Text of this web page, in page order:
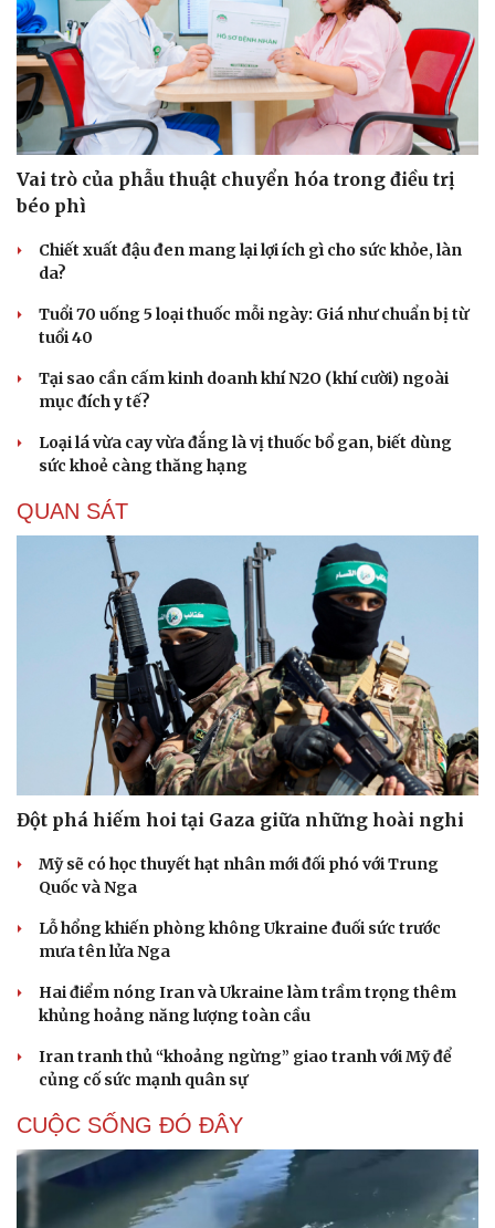
check-in
Cửa sổ tình yêu
Kể chuyện cho bé
Hạt giống tâm hồn
Vai trò của phẫu thuật chuyển hóa trong điều trị
béo phì
Chiết xuất đậu đen mang lại lợi ích gì cho sức khỏe, làn
da?
Tuổi 70 uống 5 loại thuốc mỗi ngày: Giá như chuẩn bị từ
tuổi 40
Tại sao cần cấm kinh doanh khí N2O (khí cười) ngoài
mục đích y tế?
Loại lá vừa cay vừa đắng là vị thuốc bổ gan, biết dùng
sức khoẻ càng thăng hạng
QUAN SÁT
Đột phá hiếm hoi tại Gaza giữa những hoài nghi
Mỹ sẽ có học thuyết hạt nhân mới đối phó với Trung
Quốc và Nga
Lỗ hổng khiến phòng không Ukraine đuối sức trước
mưa tên lửa Nga
Hai điểm nóng Iran và Ukraine làm trầm trọng thêm
khủng hoảng năng lượng toàn cầu
Iran tranh thủ “khoảng ngừng” giao tranh với Mỹ để
củng cố sức mạnh quân sự
CUỘC SỐNG ĐÓ ĐÂY